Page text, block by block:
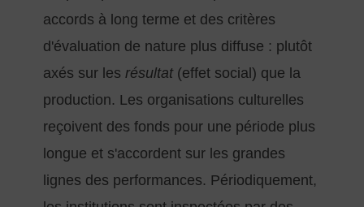
accords à long terme et des critères
d'évaluation de nature plus diffuse : plutôt
axés sur les résultat(effet social) que la
production. Les organisations culturelles
reçoivent des fonds pour une période plus
longue et s'accordent sur les grandes
lignes des performances. Périodiquement,